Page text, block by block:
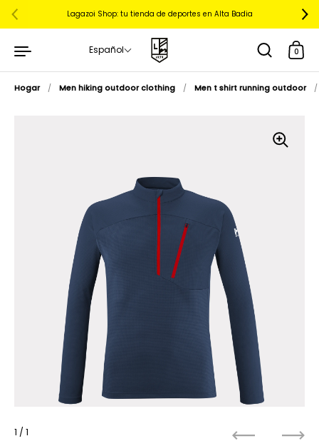
Lagazoi Shop: tu tienda de deportes en Alta Badia
Español 0
Hogar / Men hiking outdoor clothing / Men t shirt running outdoor /
1 / 1